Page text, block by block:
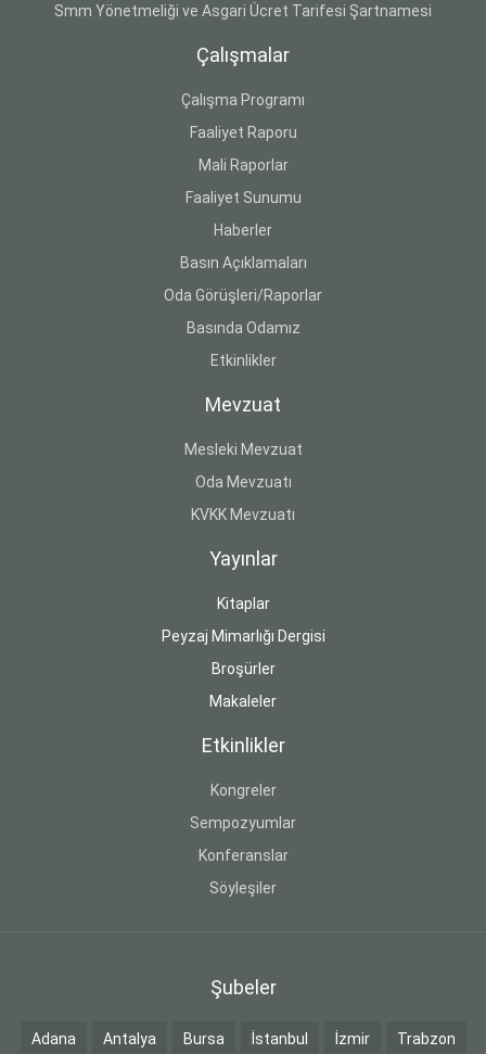
Smm Yönetmeliği ve Asgari Ücret Tarifesi Şartnamesi
Çalışmalar
Çalışma Programı
Faaliyet Raporu
Mali Raporlar
Faaliyet Sunumu
Haberler
Basın Açıklamaları
Oda Görüşleri/Raporlar
Basında Odamız
Etkinlikler
Mevzuat
Mesleki Mevzuat
Oda Mevzuatı
KVKK Mevzuatı
Yayınlar
Kitaplar
Peyzaj Mimarlığı Dergisi
Broşürler
Makaleler
Etkinlikler
Kongreler
Sempozyumlar
Konferanslar
Söyleşiler
Şubeler
Adana Antalya Bursa İstanbul İzmir Trabzon